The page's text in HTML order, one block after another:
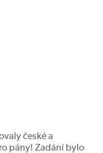
české a
pány! Zadání bylo